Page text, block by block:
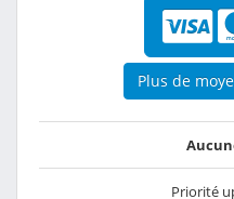
Plus de
Priorité